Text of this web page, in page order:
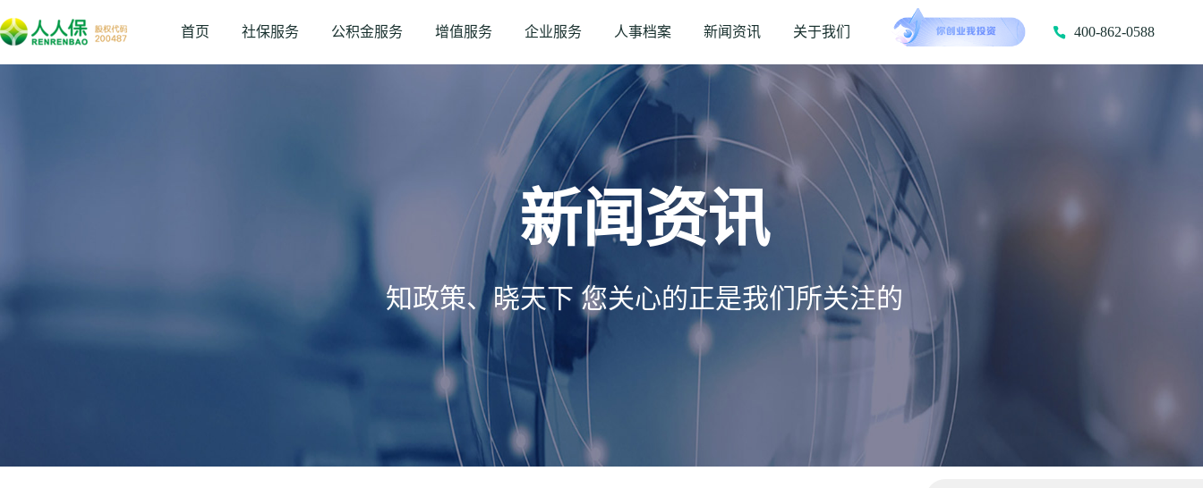
首页 社保服务 公积金服务 增值服务 企业服务 人事档案 新闻资讯 关于我们 400-862-0588
新闻资讯
知政策、晓天下 您关心的正是我们所关注的